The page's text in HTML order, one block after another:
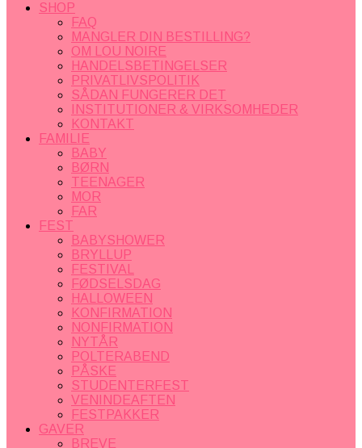
SHOP
FAQ
MANGLER DIN BESTILLING?
OM LOU NOIRE
HANDELSBETINGELSER
PRIVATLIVSPOLITIK
SÅDAN FUNGERER DET
INSTITUTIONER & VIRKSOMHEDER
KONTAKT
FAMILIE
BABY
BØRN
TEENAGER
MOR
FAR
FEST
BABYSHOWER
BRYLLUP
FESTIVAL
FØDSELSDAG
HALLOWEEN
KONFIRMATION
NONFIRMATION
NYTÅR
POLTERABEND
PÅSKE
STUDENTERFEST
VENINDEAFTEN
FESTPAKKER
GAVER
BREVE